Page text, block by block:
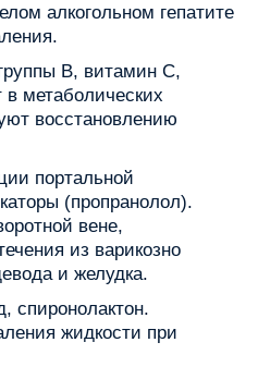
алкогольном гепатите
B, витамин C,
метаболических
восстановлению
портальной
(пропранолол).
вене,
из варикозно
и желудка.
спиронолактон.
жидкости при